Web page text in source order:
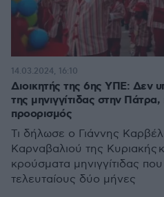
Διοικητής της 6ης ΥΠΕ: Δεν
της μηνιγγίτιδας στην
προορισμός
Τι δήλωσε ο Γιάννης
Καρναβαλιού της Κυριακής
κρούσματα μηνιγγίτιδας
τελευταίους δύο μήνες
14.03.2024, 16:10